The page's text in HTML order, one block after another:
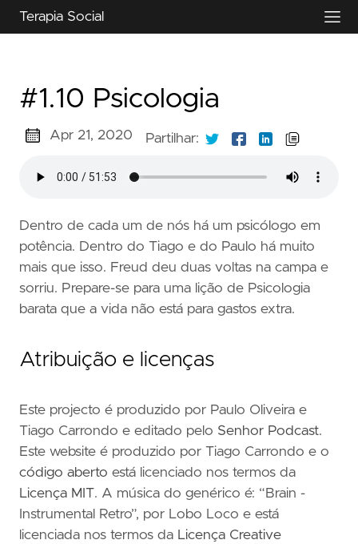
Terapia Social
#1.10 Psicologia
Apr 21, 2020 Partilhar:
Dentro de cada um de nós há um psicólogo em
potência. Dentro do Tiago e do Paulo há muito
mais que isso. Freud deu duas voltas na campa e
sorriu. Prepare-se para uma lição de Psicologia
barata que a vida não está para gastos extra.
Atribuição e licenças
Este projecto é produzido por Paulo Oliveira e
Tiago Carrondo e editado pelo Senhor Podcast.
Este website é produzido por Tiago Carrondo e o
código aberto está licenciado nos termos da
Licença MIT. A música do genérico é: “Brain -
Instrumental Retro”, por Lobo Loco e está
licenciada nos termos da Licença Creative